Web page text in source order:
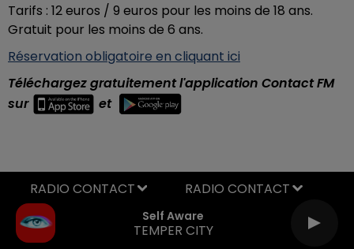
Tarifs : 12 euros / 9 euros pour les moins de 18 ans.
Gratuit pour les moins de 6 ans.
Réservation obligatoire en cliquant ici
Téléchargez gratuitement l'application Contact FM
sur
et
Self Aware
TEMPER CITY
RADIO CONTACT